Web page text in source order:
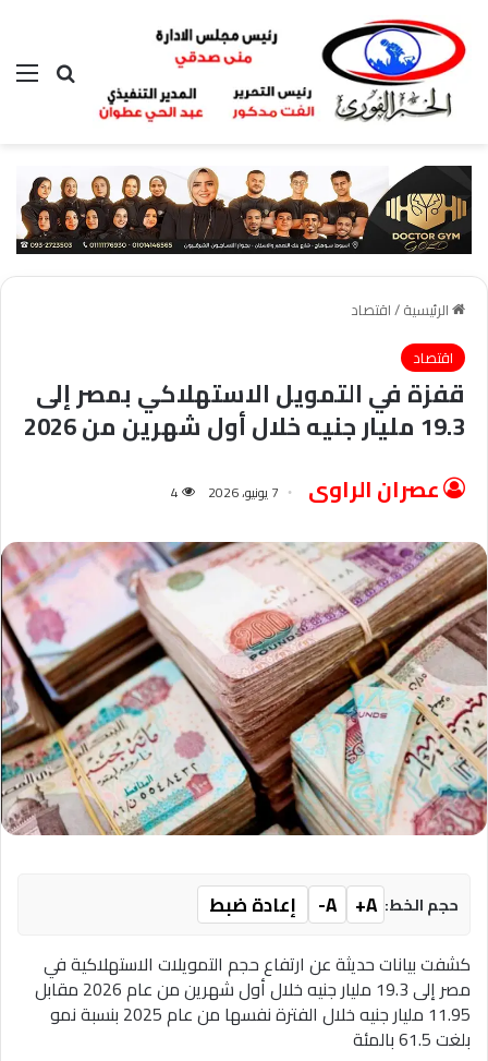
بحث عن
الرئيسية/اقتصاد
اقتصاد
قفزة في التمويل الاستهلاكي بمصر إلى
19.3 مليار جنيه خلال أول شهرين من 2026
عصران الراوى 7 يونيو، 2026 4
حجم الخط: A+
A- إعادة ضبط
كشفت بيانات حديثة عن ارتفاع حجم التمويلات الاستهلاكية في
مصر إلى 19.3 مليار جنيه خلال أول شهرين من عام 2026 مقابل
11.95 مليار جنيه خلال الفترة نفسها من عام 2025 بنسبة نمو
بلغت 61.5 بالمئة